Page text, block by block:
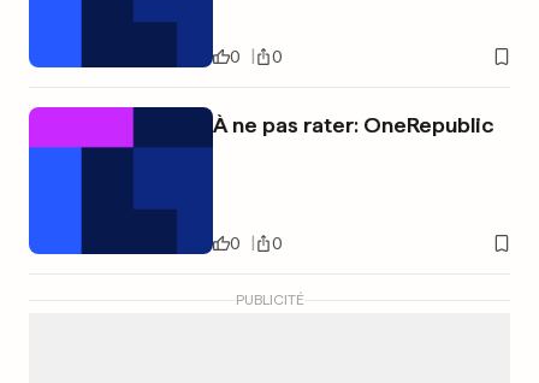
0 0
À ne pas rater: OneRepublic
0 0
PUBLICITÉ